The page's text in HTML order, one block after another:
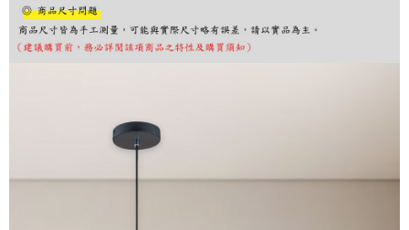
※ 交易是否成功請以「AFTEE先享後付 」之結帳頁面顯示為準，若有關於
是否繳費成功／繳費後需取消欲退款等相關疑問，請聯繫「AFTEE先享後付
客戶支援中心」
https://netprotections.freshdesk.com/support/home
權轉讓予恩沛科技股份有限公司。
２．關於個人資料處理事宜，請瀏覽以下網址：